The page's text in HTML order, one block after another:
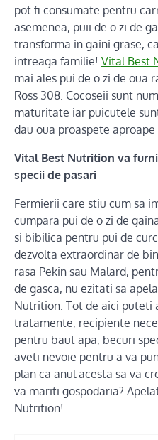
pot fi consumate pentru
asemenea, puii de o zi de
transforma in gaini grase,
intreaga familie! Vital Best
mai ales pui de o zi de oua
Ross 308. Cocoseii sunt
maturitate iar puicutele
dau oua proaspete aproape
Vital Best Nutrition va
specii de pasari
Fermierii care stiu cum sa
cumpara pui de o zi de
si bibilica pentru pui de
dezvolta extraordinar de
rasa Pekin sau Malard,
de gasca, nu ezitati sa
Nutrition. Tot de aici puteti
tratamente, recipiente
pentru baut apa, becuri
aveti nevoie pentru a va
plan ca anul acesta sa va
va mariti gospodaria?
Nutrition!